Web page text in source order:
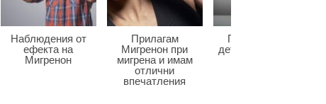
Наблюдения от
ефекта на
Мигренон
Прилагам
Мигренон при
мигрена и имам
отлични
впечатления
Главоболие в
детската възраст